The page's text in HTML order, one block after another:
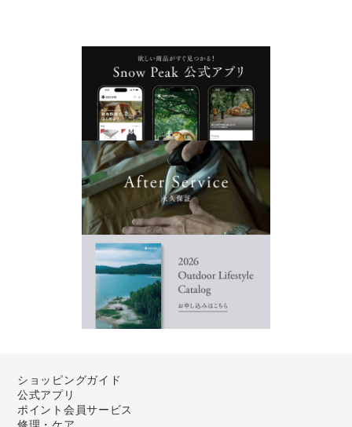
ショッピングガイド
公式アプリ
ポイント会員サービス